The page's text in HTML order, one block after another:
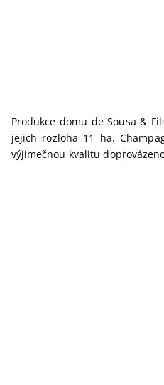
Produkce domu de Sousa &
jejich rozloha 11 ha.
výjimečnou kvalitu